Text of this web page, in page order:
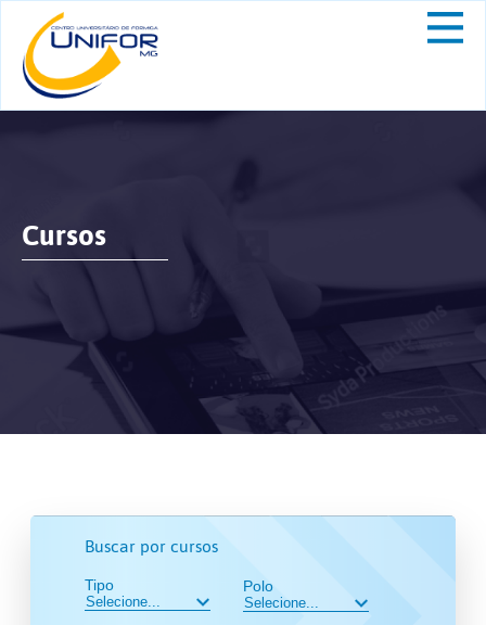
Cursos
Buscar por cursos
Tipo Polo